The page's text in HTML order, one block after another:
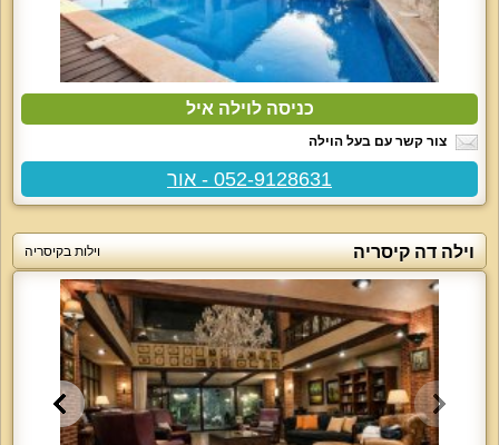
כניסה לוילה איל
צור קשר עם בעל הוילה
052-9128631 - אור
וילה דה קיסריה וילות בקיסריה